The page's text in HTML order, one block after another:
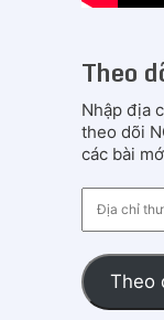
Theo
Nhập địa
theo dõi
các bài
chỉ
điện
tử
(email)
Theo